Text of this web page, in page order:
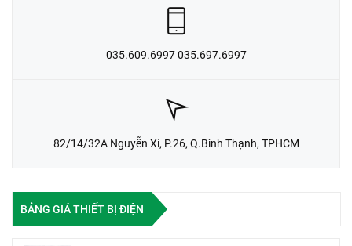
035.609.6997 035.697.6997
82/14/32A Nguyễn Xí, P.26, Q.Bình Thạnh, TPHCM
BẢNG GIÁ THIẾT BỊ ĐIỆN